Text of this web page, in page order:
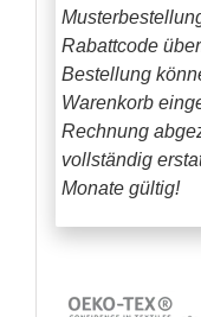
Rabattcode
Bestellung
Warenkorb
Rechnung
vollständig
Monate gültig!